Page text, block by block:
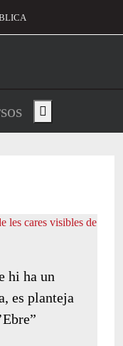
d'usuari
de
Show main menu
hi ha un
es planteja